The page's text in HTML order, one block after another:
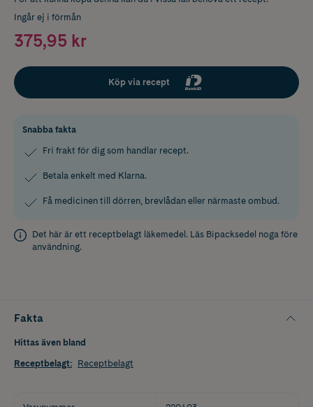
Ingår ej i förmån
375,95 kr
Köp via recept
Snabba fakta
Fri frakt för dig som handlar recept.
Betala enkelt med Klarna.
Få medicinen till dörren, brevlådan eller närmaste ombud.
Det här är ett receptbelagt läkemedel. Läs Bipacksedel noga före
användning.
Fakta
Hittas även bland
Receptbelagt: Receptbelagt